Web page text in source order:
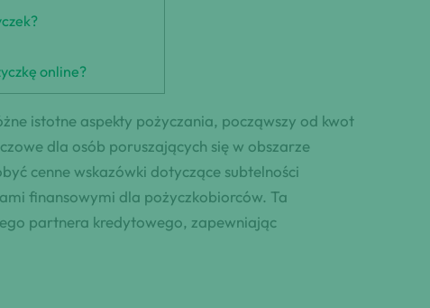
online?
istotne aspekty pożyczania, począwszy od kwot
dla osób poruszających się w obszarze
cenne wskazówki dotyczące subtelności
finansowymi dla pożyczkobiorców. Ta
partnera kredytowego, zapewniając